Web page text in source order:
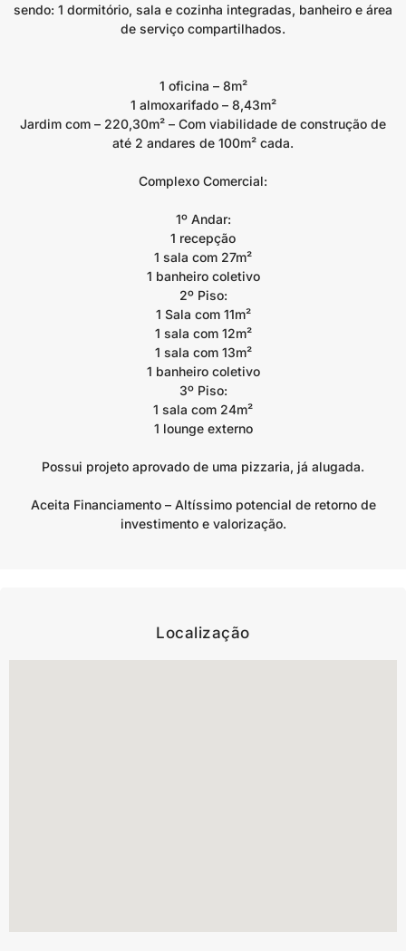
sendo: 1 dormitório, sala e cozinha integradas, banheiro e área
de serviço compartilhados.
1 oficina – 8m²
1 almoxarifado – 8,43m²
Jardim com – 220,30m² – Com viabilidade de construção de
até 2 andares de 100m² cada.
Complexo Comercial:
1º Andar:
1 recepção
1 sala com 27m²
1 banheiro coletivo
2º Piso:
1 Sala com 11m²
1 sala com 12m²
1 sala com 13m²
1 banheiro coletivo
3º Piso:
1 sala com 24m²
1 lounge externo
Possui projeto aprovado de uma pizzaria, já alugada.
Aceita Financiamento – Altíssimo potencial de retorno de
investimento e valorização.
Localização